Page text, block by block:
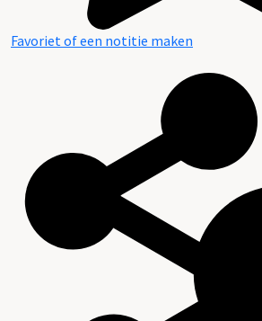
Favoriet of een notitie maken